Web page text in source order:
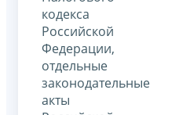
кодекса
Российской
Федерации,
отдельные
законодательные
акты